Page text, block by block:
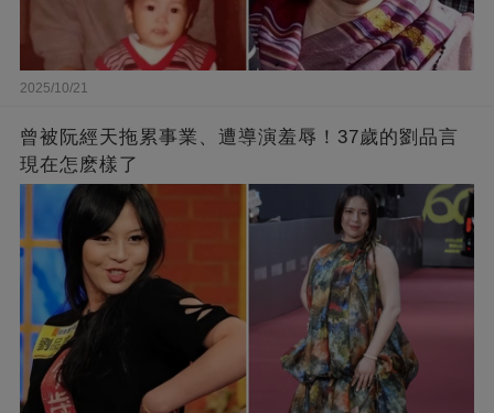
2025/10/21
曾被阮經天拖累事業、遭導演羞辱！37歲的劉品言
現在怎麽樣了